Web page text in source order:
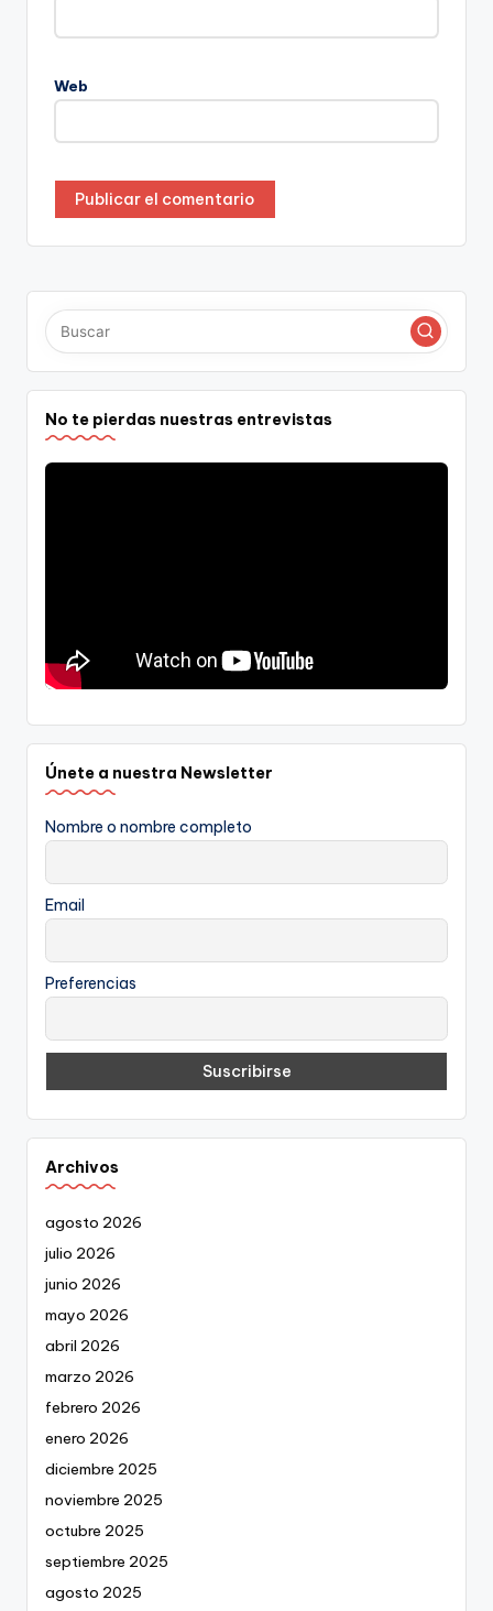
Web
No te pierdas nuestras entrevistas
Únete a nuestra Newsletter
Nombre o nombre completo
Email
Preferencias
Archivos
agosto 2026
julio 2026
junio 2026
mayo 2026
abril 2026
marzo 2026
febrero 2026
enero 2026
diciembre 2025
noviembre 2025
octubre 2025
septiembre 2025
agosto 2025